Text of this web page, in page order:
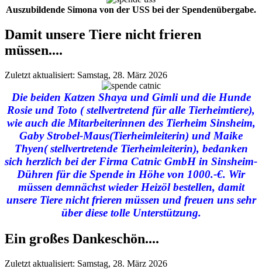
Auszubildende Simona von der USS bei der Spendenübergabe.
Damit unsere Tiere nicht frieren
müssen....
Zuletzt aktualisiert: Samstag, 28. März 2026
Die beiden Katzen Shaya und Gimli und die Hunde
Rosie und Toto ( stellvertretend für alle Tierheimtiere),
wie auch die Mitarbeiterinnen des Tierheim Sinsheim,
Gaby Strobel-Maus(Tierheimleiterin) und Maike
Thyen( stellvertretende Tierheimleiterin), bedanken
sich herzlich bei der Firma Catnic GmbH in Sinsheim-
Dühren für die Spende in Höhe von 1000.-€. Wir
müssen demnächst wieder Heizöl bestellen, damit
unsere Tiere nicht frieren müssen und freuen uns sehr
über diese tolle Unterstützung.
Ein großes Dankeschön....
Zuletzt aktualisiert: Samstag, 28. März 2026